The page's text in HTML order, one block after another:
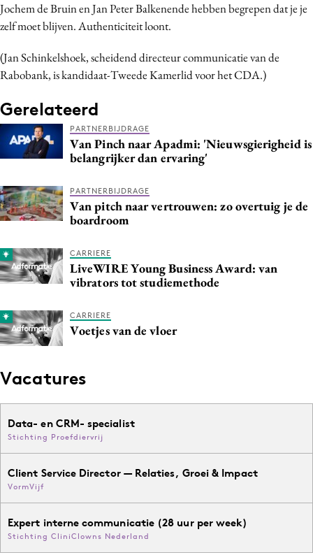
Jochem de Bruin en Jan Peter Balkenende hebben begrepen dat je je
zelf moet blijven. Authenticiteit loont.
(Jan Schinkelshoek, scheidend directeur communicatie van de
Rabobank, is kandidaat-Tweede Kamerlid voor het CDA.)
Gerelateerd
PARTNERBIJDRAGE
Van Pinch naar Apadmi: 'Nieuwsgierigheid is
belangrijker dan ervaring'
PARTNERBIJDRAGE
Van pitch naar vertrouwen: zo overtuig je de
boardroom
CARRIERE
LiveWIRE Young Business Award: van
vibrators tot studiemethode
CARRIERE
Voetjes van de vloer
Vacatures
Data- en CRM- specialist
Stichting Proefdiervrij
Client Service Director — Relaties, Groei & Impact
VormVijf
Expert interne communicatie (28 uur per week)
Stichting CliniClowns Nederland